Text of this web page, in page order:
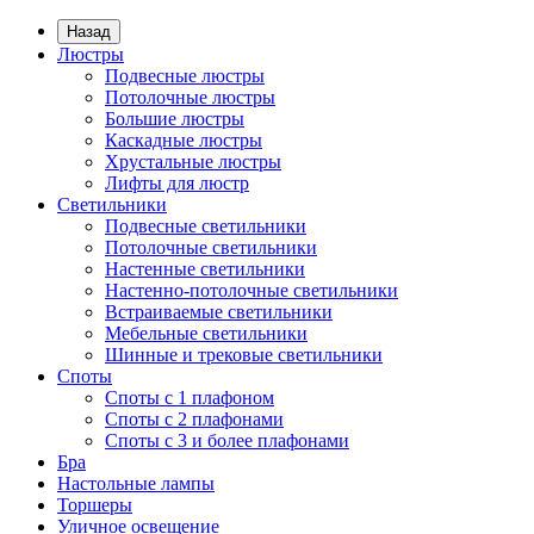
Назад
Люстры
Подвесные люстры
Потолочные люстры
Большие люстры
Каскадные люстры
Хрустальные люстры
Лифты для люстр
Светильники
Подвесные светильники
Потолочные светильники
Настенные светильники
Настенно-потолочные светильники
Встраиваемые светильники
Мебельные светильники
Шинные и трековые светильники
Споты
Споты с 1 плафоном
Споты с 2 плафонами
Споты с 3 и более плафонами
Бра
Настольные лампы
Торшеры
Уличное освещение